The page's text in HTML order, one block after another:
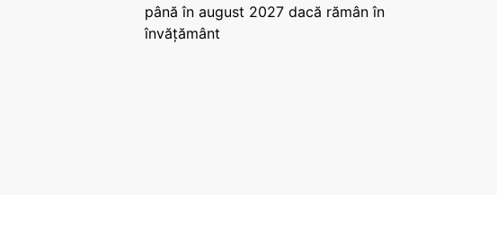
până în august 2027 dacă rămân în
învățământ